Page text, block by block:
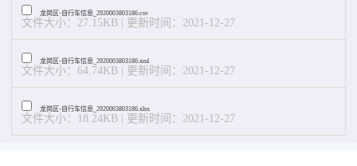
龙岗区-自行车信息_2920003803186.csv
文件大小：27.15KB | 更新时间：2021-12-27
龙岗区-自行车信息_2920003803186.xml
文件大小：64.74KB | 更新时间：2021-12-27
龙岗区-自行车信息_2920003803186.xlsx
文件大小：18.24KB | 更新时间：2021-12-27